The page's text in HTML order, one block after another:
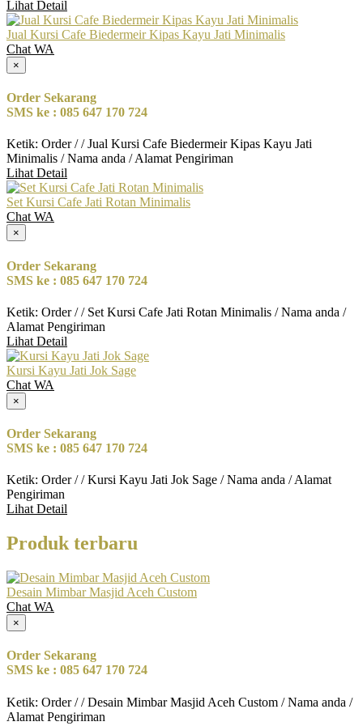
Lihat Detail
Jual Kursi Cafe Biedermeir Kipas Kayu Jati Minimalis
Chat WA
×
Order Sekarang
SMS ke : 085 647 170 724
Ketik: Order / / Jual Kursi Cafe Biedermeir Kipas Kayu Jati
Minimalis / Nama anda / Alamat Pengiriman
Lihat Detail
Set Kursi Cafe Jati Rotan Minimalis
Chat WA
×
Order Sekarang
SMS ke : 085 647 170 724
Ketik: Order / / Set Kursi Cafe Jati Rotan Minimalis / Nama anda /
Alamat Pengiriman
Lihat Detail
Kursi Kayu Jati Jok Sage
Chat WA
×
Order Sekarang
SMS ke : 085 647 170 724
Ketik: Order / / Kursi Kayu Jati Jok Sage / Nama anda / Alamat
Pengiriman
Lihat Detail
Produk terbaru
Desain Mimbar Masjid Aceh Custom
Chat WA
×
Order Sekarang
SMS ke : 085 647 170 724
Ketik: Order / / Desain Mimbar Masjid Aceh Custom / Nama anda /
Alamat Pengiriman